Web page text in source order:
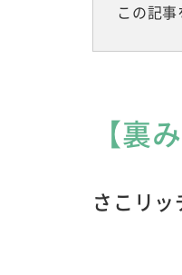
この記
【裏
さこリ